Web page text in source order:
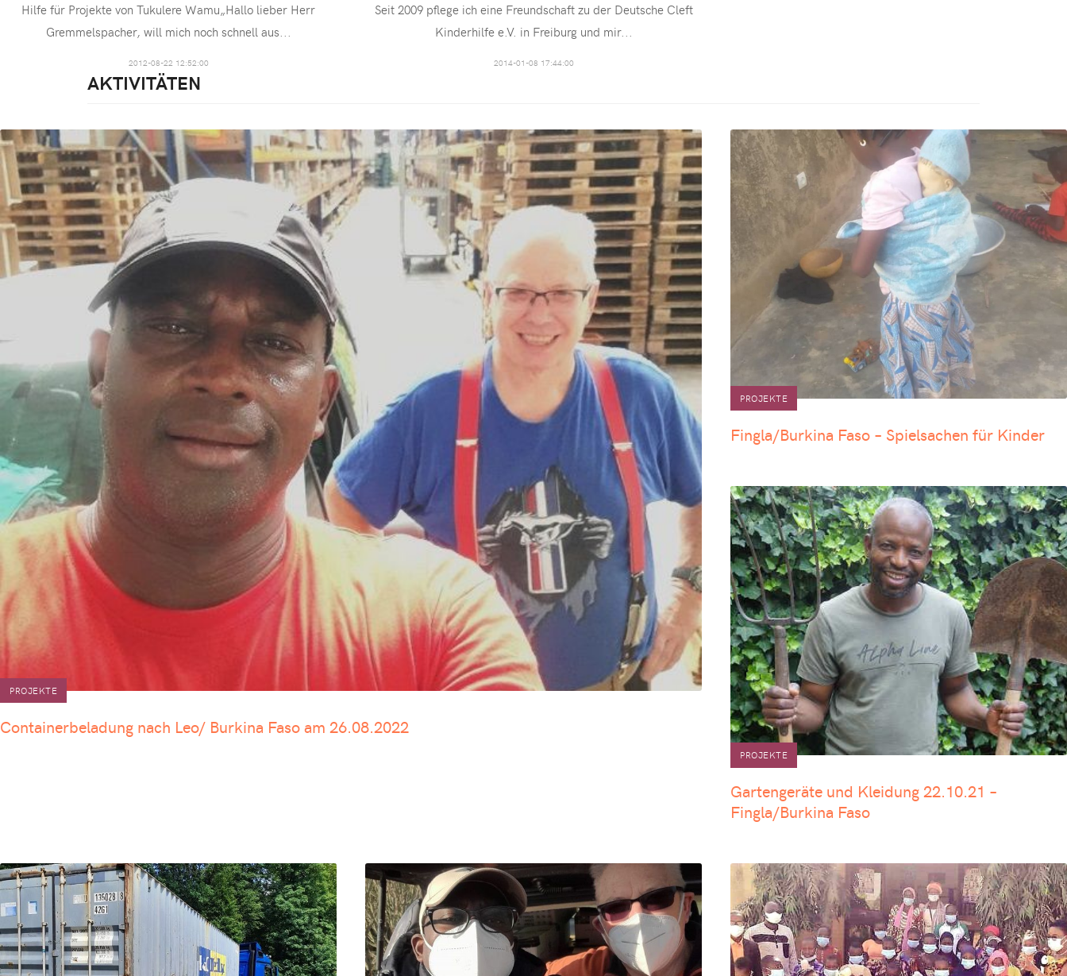
Hilfe für Projekte von Tukulere Wamu„Hallo lieber Herr
Gremmelspacher, will mich noch schnell aus
2012-08-22 12:52:00
Seit 2009 pflege ich eine Freundschaft zu der Deutsche Cleft
Kinderhilfe e.V. in Freiburg und mir...
2014-01-08 17:44:00
AKTIVITÄTEN
PROJEKTE
Containerbeladung nach Leo/ Burkina Faso am 26.08.2022
PROJEKTE
Fingla/Burkina Faso – Spielsachen für Kinder
PROJEKTE
Gartengeräte und Kleidung 22.10.21 –
Fingla/Burkina Faso